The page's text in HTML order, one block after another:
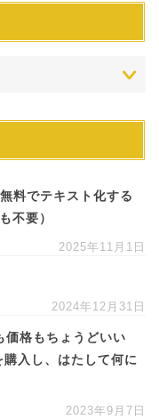
料でテキスト化する
不要）
2025年11月1日
2024年12月31日
格もちょうどいい
入し、はたして何に
2023年9月7日